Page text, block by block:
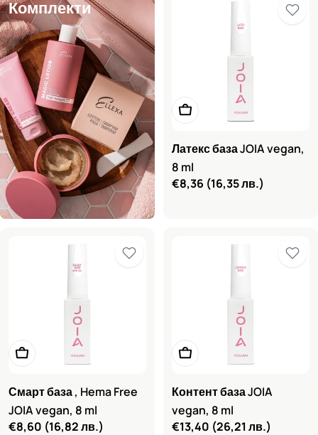
Комплекти
Добави в количката
Латекс база JOIA vegan,
8 ml
Редовна
€8,36 (16,35 лв.)
Добави в количката
Смарт база , Hema Free
JOIA vegan, 8 ml
Редовна
€8,60 (16,82 лв.)
Добави в количката
Контент база JOIA
vegan, 8 ml
Редовна
€13,40 (26,21 лв.)